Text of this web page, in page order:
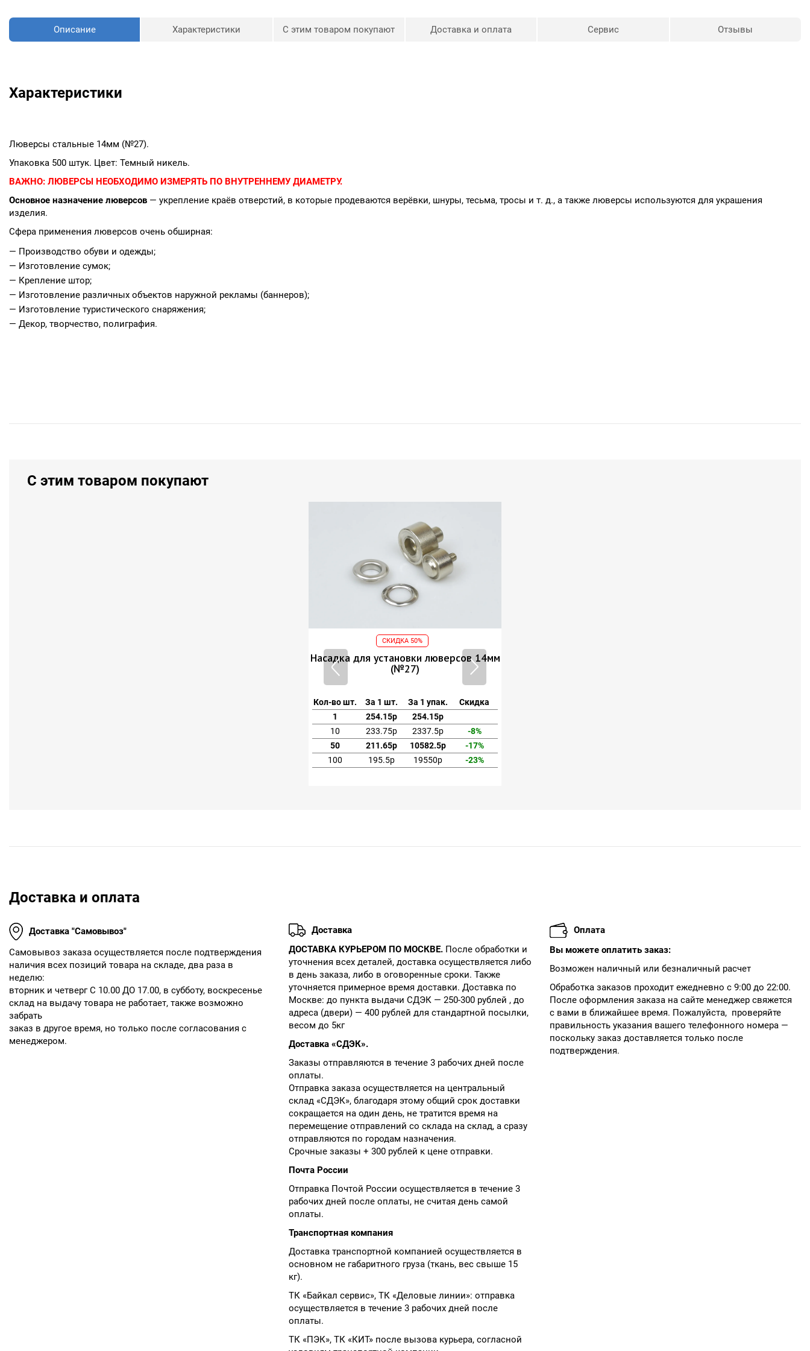
Описание Характеристики С этим товаром покупают Доставка и оплата Сервис Отзывы
Характеристики
Люверсы стальные 14мм (№27).
Упаковка 500 штук. Цвет: Темный никель.
ВАЖНО: ЛЮВЕРСЫ НЕОБХОДИМО ИЗМЕРЯТЬ ПО ВНУТРЕННЕМУ ДИАМЕТРУ.
Основное назначение люверсов — укрепление краёв отверстий, в которые продеваются верёвки, шнуры, тесьма, тросы и т. д., а также люверсы используются для украшения
изделия.
Сфера применения люверсов очень обширная:
— Производство обуви и одежды;
— Изготовление сумок;
— Крепление штор;
— Изготовление различных объектов наружной рекламы (баннеров);
— Изготовление туристического снаряжения;
— Декор, творчество, полиграфия.
С этим товаром покупают
СКИДКА 50%
Насадка для установки люверсов 14мм
(№27)
Кол-во шт. За 1 шт. За 1 упак.
Скидка
1
254.15р
254.15р
10
233.75р 2337.5р
-8%
50
211.65р 10582.5р
-17%
100
195.5р 19550р -23%
Доставка и оплата
Доставка "Самовывоз"
Cамовывоз заказа осуществляется после подтверждения
наличия всех позиций товара на складе, два раза в
неделю:
вторник и четверг С 10.00 ДО 17.00, в субботу, воскресенье
склад на выдачу товара не работает, также возможно
забрать
заказ в другое время, но только после согласования с
менеджером.
Доставка
ДОСТАВКА КУРЬЕРОМ ПО МОСКВЕ.После обработки и
уточнения всех деталей, доставка осуществляется либо
в день заказа, либо в оговоренные сроки. Также
уточняется примерное время доставки. Доставка по
Москве: до пункта выдачи СДЭК — 250-300 рублей , до
адреса (двери) — 400 рублей для стандартной посылки,
весом до 5кг
Доставка «СДЭК».
Заказы отправляются в течение 3 рабочих дней после
оплаты.
Отправка заказа осуществляется на центральный
склад «СДЭК», благодаря этому общий срок доставки
сокращается на один день, не тратится время на
перемещение отправлений со склада на склад, а сразу
отправляются по городам назначения.
Срочные заказы + 300 рублей к цене отправки.
Почта России
Отправка Почтой России осуществляется в течение 3
рабочих дней после оплаты, не считая день самой
оплаты.
Транспортная компания
Доставка транспортной компанией осуществляется в
основном не габаритного груза (ткань, вес свыше 15
кг).
ТК «Байкал сервис», ТК «Деловые линии»: отправка
осуществляется в течение 3 рабочих дней после
оплаты.
ТК «ПЭК», ТК «КИТ» после вызова курьера, согласной
Оплата
Вы можете оплатить заказ:
Возможен наличный или безналичный расчет
Обработка заказов проходит ежедневно с 9:00 до 22:00.
После оформления заказа на сайте менеджер свяжется
с вами в ближайшее время. Пожалуйста, проверяйте
правильность указания вашего телефонного номера —
поскольку заказ доставляется только после
подтверждения.